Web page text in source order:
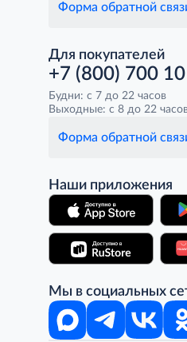
Форма обратной
Для покупателей
+7 (800) 700
Будни: с 7 до 22 часов
Выходные: с 8 до 22
Форма обратной
Наши приложения
Мы в социальных